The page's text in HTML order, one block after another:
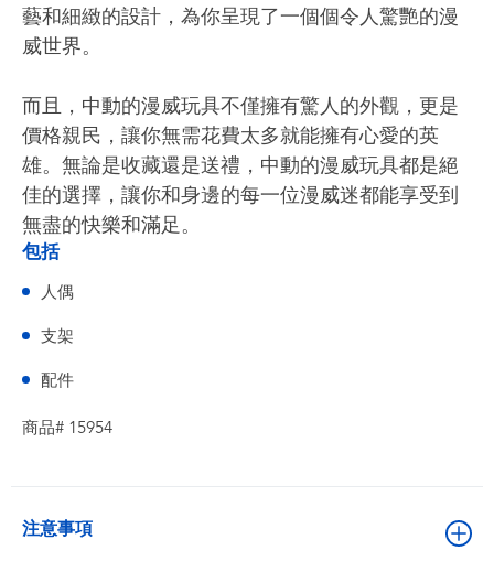
藝和細緻的設計，為你呈現了一個個令人驚艷的漫
威世界。
而且，中動的漫威玩具不僅擁有驚人的外觀，更是
價格親民，讓你無需花費太多就能擁有心愛的英
雄。無論是收藏還是送禮，中動的漫威玩具都是絕
佳的選擇，讓你和身邊的每一位漫威迷都能享受到
無盡的快樂和滿足。
包括
人偶
支架
配件
商品# 15954
注意事項